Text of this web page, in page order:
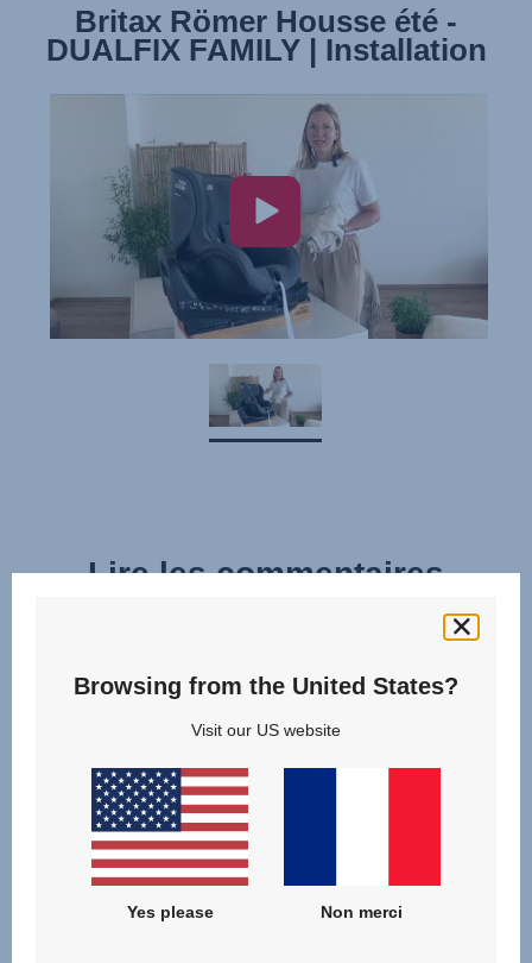
Britax Römer Housse été -
DUALFIX FAMILY | Installation
Lire les commentaires
Browsing from the United States?
Visit our US website
Yes please Non merci